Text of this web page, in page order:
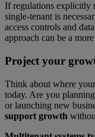
If regulations explicitly
single-tenant is
access controls and
approach can be a
Project your
Think about where
today. Are you
or launching new
support growth